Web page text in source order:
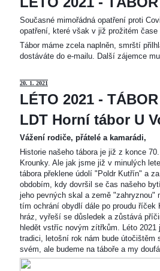
Současné mimořádná opatření proti
opatření, které však v již prožitém
Tábor máme zcela naplněn, smrští
dostáváte do e-mailu. Další zájemce
20. 1. 2021
LÉTO 2021 -
LDT Horní tábor U
Vážení rodiče, přátelé a kamarádi,
Historie našeho tábora je již z konce
Krounky. Ale jak jsme již v minulých
tábora překlene údolí "Poldr Kutřín" a
obdobím, kdy dovršil se čas našeho
jeho pevných skal a země
tím ochrání obydlí dále po proudu
hráz, vyřeší se důsledek a zůstává
hledět vstříc novým zítřkům. Léto
tradici, letošní rok nám bude útočištěm
svém, ale budeme na táboře a my